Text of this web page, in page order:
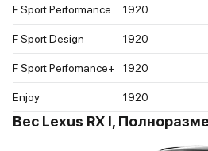
F Sport Performance 1920
F Sport Design 1920
F Sport Perfomance+ 1920
Enjoy 1920
Вес Lexus RX I,